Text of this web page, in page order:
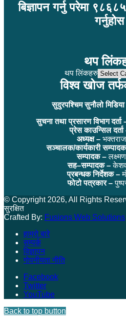
बिज्ञापन गर्नु परेमा
गर्नुहोस
थप
थप लिंकहरु
विश्व खोज
सुदुरपश्चिम सुनौलो
सुचना तथा प्रसारण विभाग दर्ता
प्रेस काउन्सिल दर्ता
अध्यक्ष –
सञ्चालक/कार्यकारी
सम्पादक –
सह–सम्पादक –
प्रबन्धक निर्देशक –
फोटो पत्रकार –
© Copyright 2026, All Rights
सुरक्षित
Crafted By: Fusions Web Solutions
हाम्रो बारे
सम्पर्क
विज्ञापन
गोपनीयता नीति
Facebook
Twitter
YouTube
Back to top button